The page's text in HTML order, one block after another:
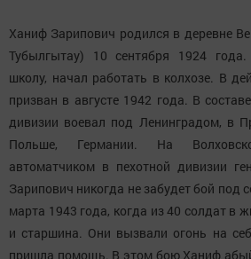
Ханиф Зарипович родился в деревне
Тубылгытау) 10 сентября 1924
школу, начал работать в колхозе. В
призван в августе 1942 года. В
дивизии воевал под Ленинградом, в
Польше, Германии. На
автоматчиком в пехотной дивизии
Зарипович никогда не забудет бой под
марта 1943 года, когда из 40 солдат в
и старшина. Они вызвали огонь на
пришла помощь. В этом бою Ханиф